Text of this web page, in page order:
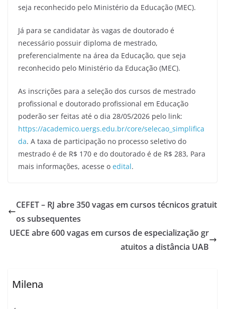
seja reconhecido pelo Ministério da Educação (MEC).
Já para se candidatar às vagas de doutorado é
necessário possuir diploma de mestrado,
preferencialmente na área da Educação, que seja
reconhecido pelo Ministério da Educação (MEC).
As inscrições para a seleção dos cursos de mestrado
profissional e doutorado profissional em Educação
poderão ser feitas até o dia 28/05/2026 pelo link:
https://academico.uergs.edu.br/core/selecao_simplifica
da. A taxa de participação no processo seletivo do
mestrado é de R$ 170 e do doutorado é de R$ 283, Para
mais informações, acesse o edital.
CEFET – RJ abre 350 vagas em cursos técnicos gratuit
os subsequentes
UECE abre 600 vagas em cursos de especialização gr
atuitos a distância UAB
Milena